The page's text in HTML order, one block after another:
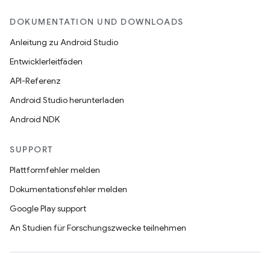
DOKUMENTATION UND DOWNLOADS
Anleitung zu Android Studio
Entwicklerleitfäden
API-Referenz
Android Studio herunterladen
Android NDK
SUPPORT
Plattformfehler melden
Dokumentationsfehler melden
Google Play support
An Studien für Forschungszwecke teilnehmen